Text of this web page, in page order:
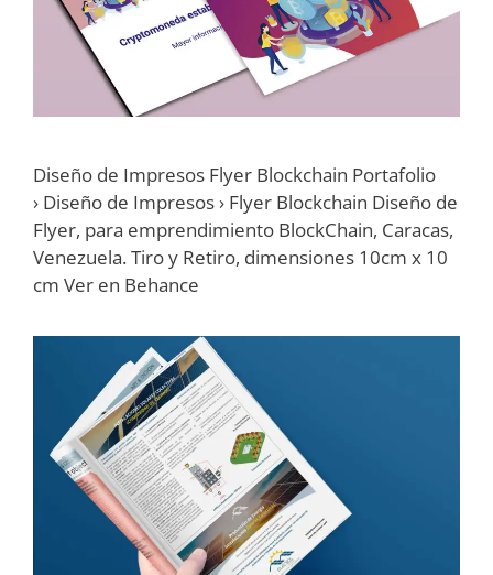
Diseño de Impresos Flyer Blockchain Portafolio
› Diseño de Impresos › Flyer Blockchain Diseño de
Flyer, para emprendimiento BlockChain, Caracas,
Venezuela. Tiro y Retiro, dimensiones 10cm x 10
cm Ver en Behance